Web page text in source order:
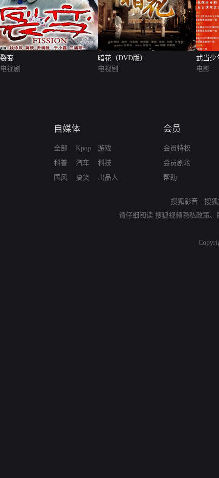
裂变
电视剧
暗花（DVD版）
电视剧
武当少
电影
自媒体
全部
科普
国风
Kpop
汽车
搞笑
游戏
科技
出品人
会员
会员特权
会员剧场
帮助
搜狐影音 - 搜
请仔细阅读 搜狐视频隐私政策、